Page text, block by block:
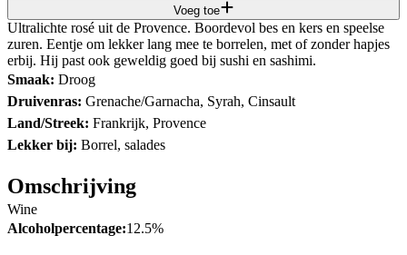
Voeg toe
Ultralichte rosé uit de Provence. Boordevol bes en kers en speelse
zuren. Eentje om lekker lang mee te borrelen, met of zonder hapjes
erbij. Hij past ook geweldig goed bij sushi en sashimi.
Smaak: Droog
Druivenras: Grenache/Garnacha, Syrah, Cinsault
Land/Streek: Frankrijk, Provence
Lekker bij: Borrel, salades
Omschrijving
Wine
Alcoholpercentage:12.5%